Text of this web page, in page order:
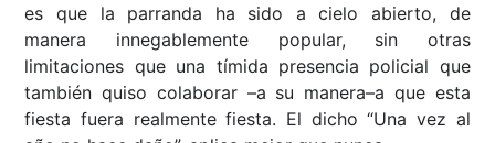
es que la parranda ha sido a cielo abierto, de
manera innegablemente popular, sin otras
limitaciones que una tímida presencia policial que
también quiso colaborar –a su manera–a que esta
fiesta fuera realmente fiesta. El dicho “Una vez al